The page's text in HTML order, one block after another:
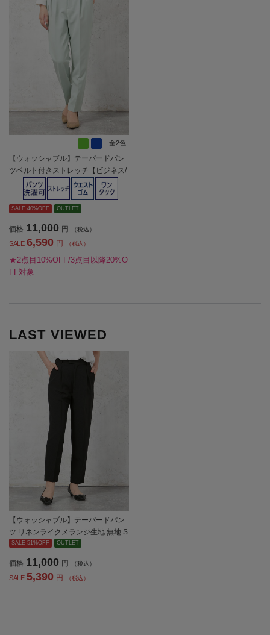
全2色
【ウォッシャブル】テーパードパン
ツベルト付きストレッチ【ビジネス/
セレモニー】無地SOFFICE通年【レ
ディース】
SALE 40%OFF OUTLET
価格 11,000 円 （税込）
SALE 6,590 円 （税込）
★2点目10%OFF/3点目以降20%O
FF対象
LAST VIEWED
【ウォッシャブル】テーパードパン
ツ リネンライクメランジ生地 無地 S
OFFICE 春夏【レディース】
SALE 51%OFF OUTLET
価格 11,000 円 （税込）
SALE 5,390 円 （税込）